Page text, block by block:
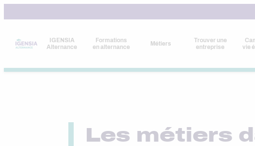
IGENSIA
Alternance
Formations
en alternance
Métiers
Trouver une
entreprise
vie
Les métiers